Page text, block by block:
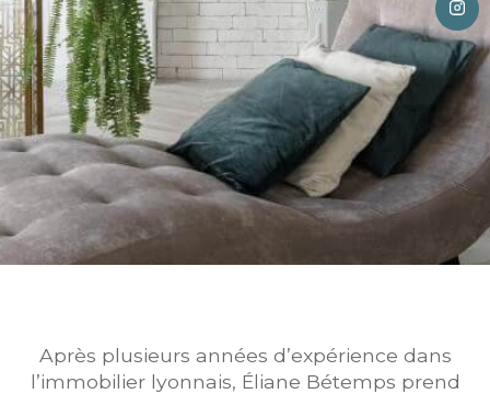
Après plusieurs années d’expérience dans
l’immobilier lyonnais, Éliane Bétemps prend